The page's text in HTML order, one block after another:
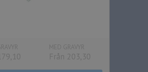
MED GRAVYR
Från 203,30